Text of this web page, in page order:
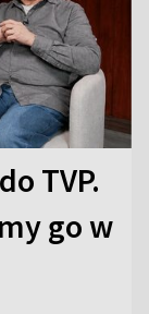
TVP.
go w